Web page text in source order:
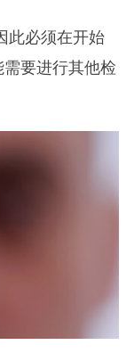
此必须在开始
要进行其他检